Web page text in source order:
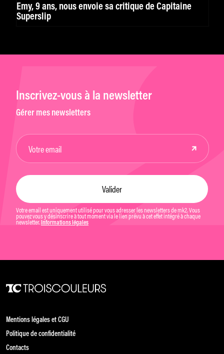
Emy, 9 ans, nous envoie sa critique de Capitaine
Superslip
Inscrivez-vous à la newsletter
Gérer mes newsletters
Votre email est uniquement utilisé pour vous adresser les newsletters de mk2. Vous
pouvez vous y désinscrire à tout moment via le lien prévu à cet effet intégré à chaque
newsletter. Informations légales
Mentions légales et CGU
Politique de confidentialité
Contacts